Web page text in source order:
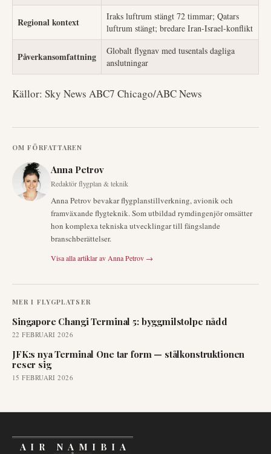
Regional kontext
Iraks luftrum stängt 72 timmar; Qatars
luftrum stängt; bredare Iran-Israel-konflikt
Påverkansomfattning
Globalt flygnav med tusentals dagliga
anslutningar
Källor: Sky News ABC7 Chicago/ABC News
OM FÖRFATTAREN
Anna Petrov
Redaktör flygplan & teknik
Anna Petrov bevakar flygplanstillverkning, avionik och
framväxande flygteknik. Som utbildad rymdingenjör omsätter
hon komplexa tekniska utvecklingar till fängslande
branschberättelser.
Visa alla artiklar av Anna Petrov →
MER I FLYGPLATSER
Singapore Changi Terminal 5: byggmilstolpe nådd
22 FEBRUARI 2026
JFK:s nya Terminal One tar form — stålkonstruktionen
reser sig
15 FEBRUARI 2026
AIR NAMIBIA